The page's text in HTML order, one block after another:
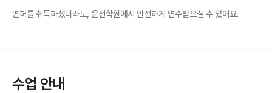
면허를 취득하셨더라도, 운전학원에서 안전하게 연수받으실 수 있어요.
수업 안내